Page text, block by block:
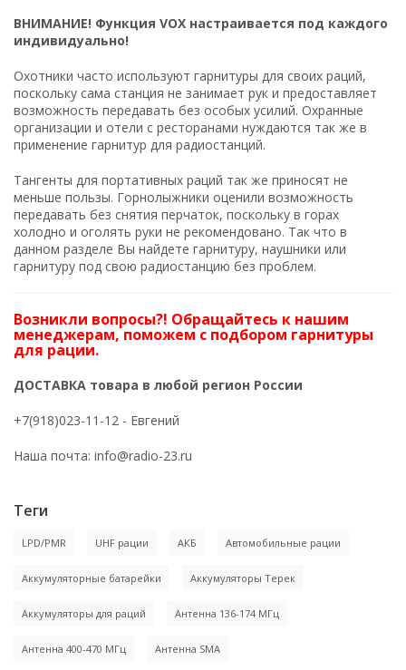
ВНИМАНИЕ! Функция VOX настраивается под каждого
индивидуально!
Охотники часто используют гарнитуры для своих раций,
поскольку сама станция не занимает рук и предоставляет
возможность передавать без особых усилий. Охранные
организации и отели с ресторанами нуждаются так же в
применение гарнитур для радиостанций.
Тангенты для портативных раций так же приносят не
меньше пользы. Горнолыжники оценили возможность
передавать без снятия перчаток, поскольку в горах
холодно и оголять руки не рекомендовано. Так что в
данном разделе Вы найдете гарнитуру, наушники или
гарнитуру под свою радиостанцию без проблем.
Возникли вопросы?! Обращайтесь к нашим
менеджерам, поможем с подбором гарнитуры
для рации.
ДОСТАВКА товара в любой регион России
+7(918)023-11-12 - Евгений
Наша почта: info@radio-23.ru
Теги
LPD/PMR UHF рации АКБ Автомобильные рации
Аккумуляторные батарейки Аккумуляторы Терек
Аккумуляторы для раций Антенна 136-174 МГц
Антенна 400-470 МГц Антенна SMA